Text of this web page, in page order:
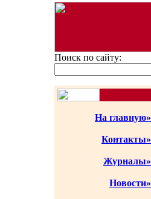
Поиск по сайту:
На главную»
Контакты»
Журналы»
Новости»